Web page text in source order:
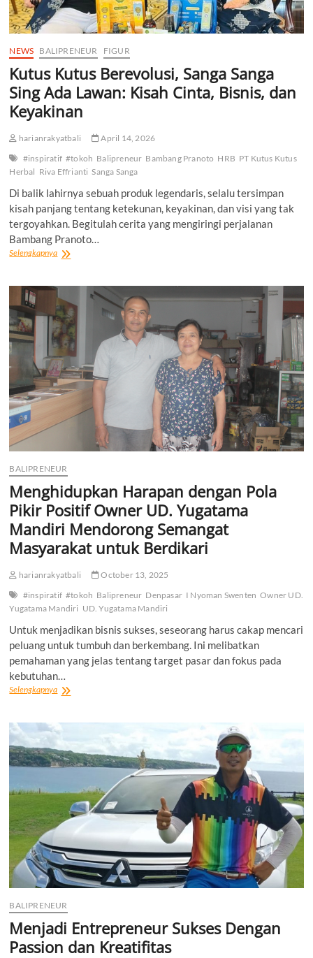
NEWS BALIPRENEUR FIGUR
Kutus Kutus Berevolusi, Sanga Sanga
Sing Ada Lawan: Kisah Cinta, Bisnis, dan
Keyakinan
harianrakyatbali
April 14, 2026
#inspiratif #tokoh Balipreneur Bambang Pranoto HRB PT Kutus Kutus
Herbal Riva Effrianti Sanga Sanga
Di balik lahirnya sebuah produk legendaris, selalu tersimpan
kisah panjang tentang ketekunan, keyakinan, dan visi yang tak
tergoyahkan. Begitulah cerita yang mengiringi perjalanan
Bambang Pranoto…
SelengkapnyaKutus
Sanga
Sanga
Sing
Ada
Lawan:
Kisah
Cinta,
Bisnis,
dan
BALIPRENEUR
Menghidupkan Harapan dengan Pola
Pikir Positif Owner UD. Yugatama
Mandiri Mendorong Semangat
Masyarakat untuk Berdikari
harianrakyatbali
October 13, 2025
#inspiratif #tokoh Balipreneur Denpasar I Nyoman Swenten Owner UD.
Yugatama Mandiri UD. Yugatama Mandiri
Untuk menjadikan bisnis sukses, seseorang harus cakap mencari
peluang untuk tumbuh dan berkembang. Ini melibatkan
pemahaman yang jelas tentang target pasar dan fokus pada
kebutuhan…
SelengkapnyaMenghidupkan
Pola
Positif
Owner
Yugatama
Mandiri
Mendorong
Semangat
Masyarakat
untuk
Berdikari
BALIPRENEUR
Menjadi Entrepreneur Sukses Dengan
Passion dan Kreatifitas